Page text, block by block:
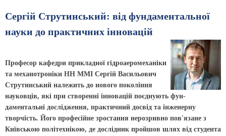
Сергій Струтинський: від фундаментальної
науки до практичних інновацій
Професор кафедри прикладної гідро­аеромеханіки
та механотроніки НН ММІ Сергій Васильович
Струтинський належить до нового покоління
науковців, які при створенні інновацій поєднують фун­
даментальні дослідження, практичний досвід та інженерну
творчість. Його професійне зростання нерозривно пов'язане з
Київською політехнікою, де дослідник пройшов шлях від студента